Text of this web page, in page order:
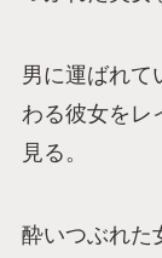
男に運ばれて
わる彼女をレ
見る。
酔いつぶれた